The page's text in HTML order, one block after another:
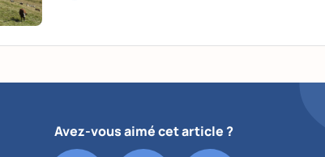
Avez-vous aimé cet article ?